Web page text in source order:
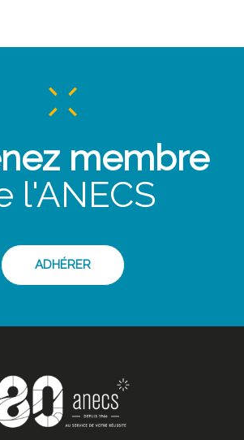
membre
l'ANECS
ADHÉRER